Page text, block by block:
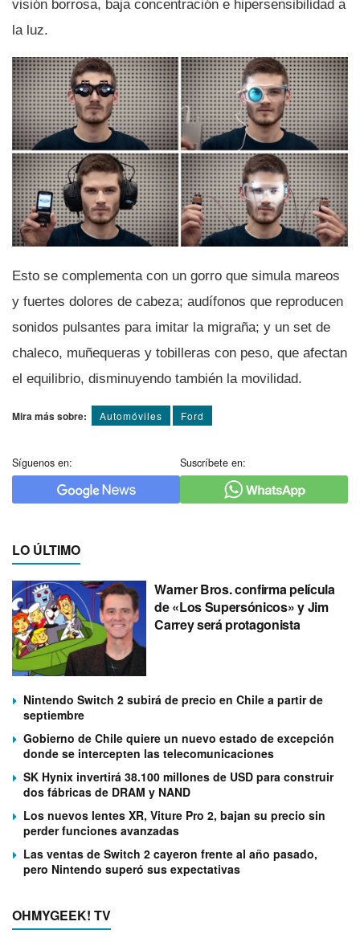
visión borrosa, baja concentración e hipersensibilidad a
la luz.
Esto se complementa con un gorro que simula mareos
y fuertes dolores de cabeza; audí­fonos que reproducen
sonidos pulsantes para imitar la migraña; y un set de
chaleco, muñequeras y tobilleras con peso, que afectan
el equilibrio, disminuyendo también la movilidad.
Mira más sobre: Automóviles Ford
Síguenos en: Suscríbete en:
LO ÚLTIMO
Warner Bros. confirma película
de «Los Supersónicos» y Jim
Carrey será protagonista
Nintendo Switch 2 subirá de precio en Chile a partir de
septiembre
Gobierno de Chile quiere un nuevo estado de excepción
donde se intercepten las telecomunicaciones
SK Hynix invertirá 38.100 millones de USD para construir
dos fábricas de DRAM y NAND
Los nuevos lentes XR, Viture Pro 2, bajan su precio sin
perder funciones avanzadas
Las ventas de Switch 2 cayeron frente al año pasado,
pero Nintendo superó sus expectativas
OHMYGEEK! TV